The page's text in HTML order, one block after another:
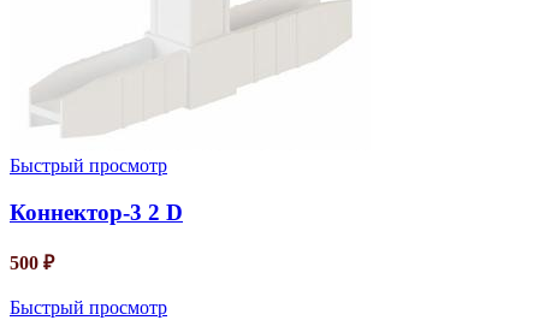
Быстрый просмотр
Коннектор-3 2 D
500 ₽
Быстрый просмотр